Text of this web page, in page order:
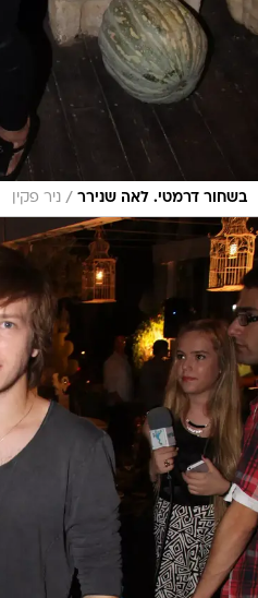
בשחור דרמטי. לאה שנירר / ניר פקין